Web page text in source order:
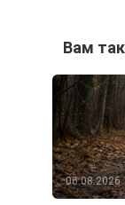
Вам
06.08.2026